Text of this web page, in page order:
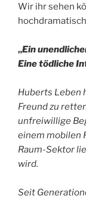
Wir ihr sehen
„Ein
Eine tödliche
Huberts Leben
Freund zu
unfreiwillige
einem mobilen
Raum-Sektor
wird.
Seit